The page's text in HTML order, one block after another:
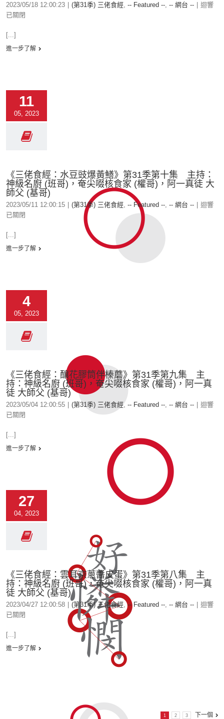
2023/05/18 12:00:23 (第31季) 三佬食經, -- Featured --, -- 網台 --
迴響
已關閉
[...]
進一步了解
11
05, 2023
《三佬食經：水豆豉爆黃鱔》第31季第十集 主持：
神級名廚 (班哥)，奄尖啜核食家 (權哥)，阿一真徒 大
師父 (基哥)
2023/05/11 12:00:15 (第31季) 三佬食經, -- Featured --, -- 網台 --
迴響
已關閉
[...]
進一步了解
4
05, 2023
《三佬食經：釀花膠筒伴榛蘑》第31季第九集 主
持：神級名廚 (班哥)，奄尖啜核食家 (權哥)，阿一真
徒 大師父 (基哥)
2023/05/04 12:00:55 (第31季) 三佬食經, -- Featured --, -- 網台 --
迴響
已關閉
[...]
進一步了解
27
04, 2023
《三佬食經：雲耳京蔥醬皮蛋》第31季第八集 主
持：神級名廚 (班哥)，奄尖啜核食家 (權哥)，阿一真
徒 大師父 (基哥)
2023/04/27 12:00:58 (第31季) 三佬食經,-- Featured --, -- 網台 --
迴響
已關閉
[...]
進一步了解
1 2 3 下一個